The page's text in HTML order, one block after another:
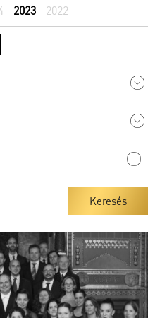
2023 2022
Keresés